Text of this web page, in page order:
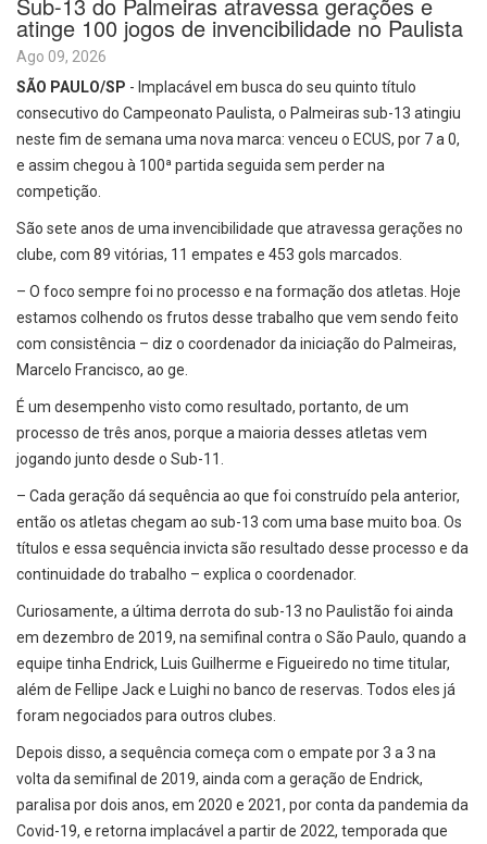
atinge 100 jogos de invencibilidade no Paulista
Ago 09, 2026
SÃO PAULO/SP - Implacável em busca do seu quinto título
consecutivo do Campeonato Paulista, o Palmeiras sub-13 atingiu
neste fim de semana uma nova marca: venceu o ECUS, por 7 a 0,
e assim chegou à 100ª partida seguida sem perder na
competição.
São sete anos de uma invencibilidade que atravessa gerações no
clube, com 89 vitórias, 11 empates e 453 gols marcados.
– O foco sempre foi no processo e na formação dos atletas. Hoje
estamos colhendo os frutos desse trabalho que vem sendo feito
com consistência – diz o coordenador da iniciação do Palmeiras,
Marcelo Francisco, ao ge.
É um desempenho visto como resultado, portanto, de um
processo de três anos, porque a maioria desses atletas vem
jogando junto desde o Sub-11.
– Cada geração dá sequência ao que foi construído pela anterior,
então os atletas chegam ao sub-13 com uma base muito boa. Os
títulos e essa sequência invicta são resultado desse processo e da
continuidade do trabalho – explica o coordenador.
Curiosamente, a última derrota do sub-13 no Paulistão foi ainda
em dezembro de 2019, na semifinal contra o São Paulo, quando a
equipe tinha Endrick, Luis Guilherme e Figueiredo no time titular,
além de Fellipe Jack e Luighi no banco de reservas. Todos eles já
foram negociados para outros clubes.
Depois disso, a sequência começa com o empate por 3 a 3 na
volta da semifinal de 2019, ainda com a geração de Endrick,
paralisa por dois anos, em 2020 e 2021, por conta da pandemia da
Covid-19, e retorna implacável a partir de 2022, temporada que